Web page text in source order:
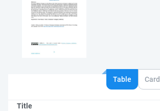
Table Card
Title